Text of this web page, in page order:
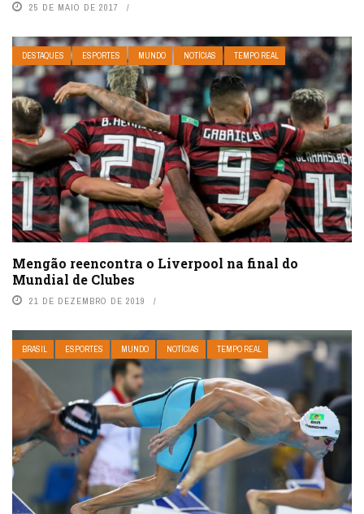
25 DE MAIO DE 2017
DESTAQUES ESPORTES MUNDO NOTÍCIAS TEMPO REAL
Mengão reencontra o Liverpool na final do
Mundial de Clubes
21 DE DEZEMBRO DE 2019
BRASIL ESPORTES MUNDO NOTÍCIAS TEMPO REAL